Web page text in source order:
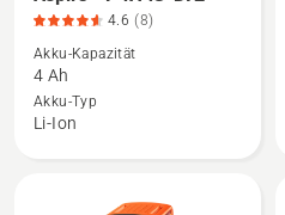
zu
Aspire®
P4A
18-
Produktbewertung
4.6 (8)
Akku-Kapazität
4 Ah
Akku-Typ
Li-Ion